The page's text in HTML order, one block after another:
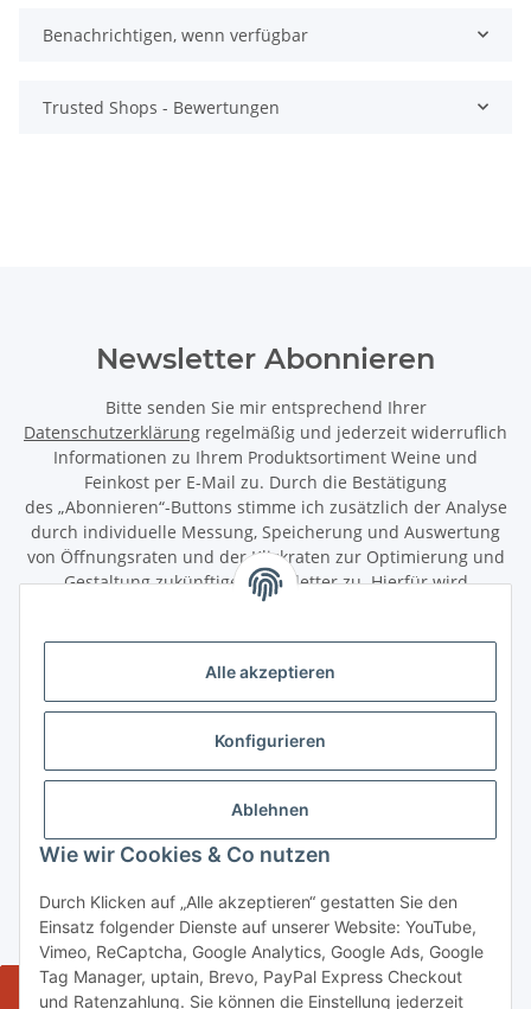
Alle akzeptieren
Konfigurieren
Ablehnen
Wie wir Cookies & Co nutzen
Durch Klicken auf „Alle akzeptieren“ gestatten Sie den
Einsatz folgender Dienste auf unserer Website: YouTube,
Vimeo, ReCaptcha, Google Analytics, Google Ads, Google
Tag Manager, uptain, Brevo, PayPal Express Checkout
und Ratenzahlung. Sie können die Einstellung jederzeit
Benachrichtigen, wenn verfügbar
Trusted Shops - Bewertungen
Newsletter Abonnieren
Bitte senden Sie mir entsprechend Ihrer
Datenschutzerklärung regelmäßig und jederzeit widerruflich
Informationen zu Ihrem Produktsortiment Weine und
Feinkost per E-Mail zu. Durch die Bestätigung
des „Abonnieren“-Buttons stimme ich zusätzlich der Analyse
durch individuelle Messung, Speicherung und Auswertung
von Öffnungsraten und der Klickraten zur Optimierung und
Gestaltung zukünftiger Newsletter zu. Hierfür wird
das Nutzungsverhalten in pseudonymisierter Form
Wirkung für die Zukunft über den Link in unserem Newsletter
abbestellen / widerrufen.
Gesetzliche Informationen
Informationen
Widerrufsbutton